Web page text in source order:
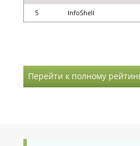
5
InfoShell
Перейти к полному